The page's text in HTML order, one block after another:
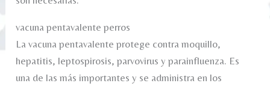
vacuna pentavalente perros
La vacuna pentavalente protege contra moquillo,
hepatitis, leptospirosis, parvovirus y parainfluenza. Es
una de las más importantes y se administra en los